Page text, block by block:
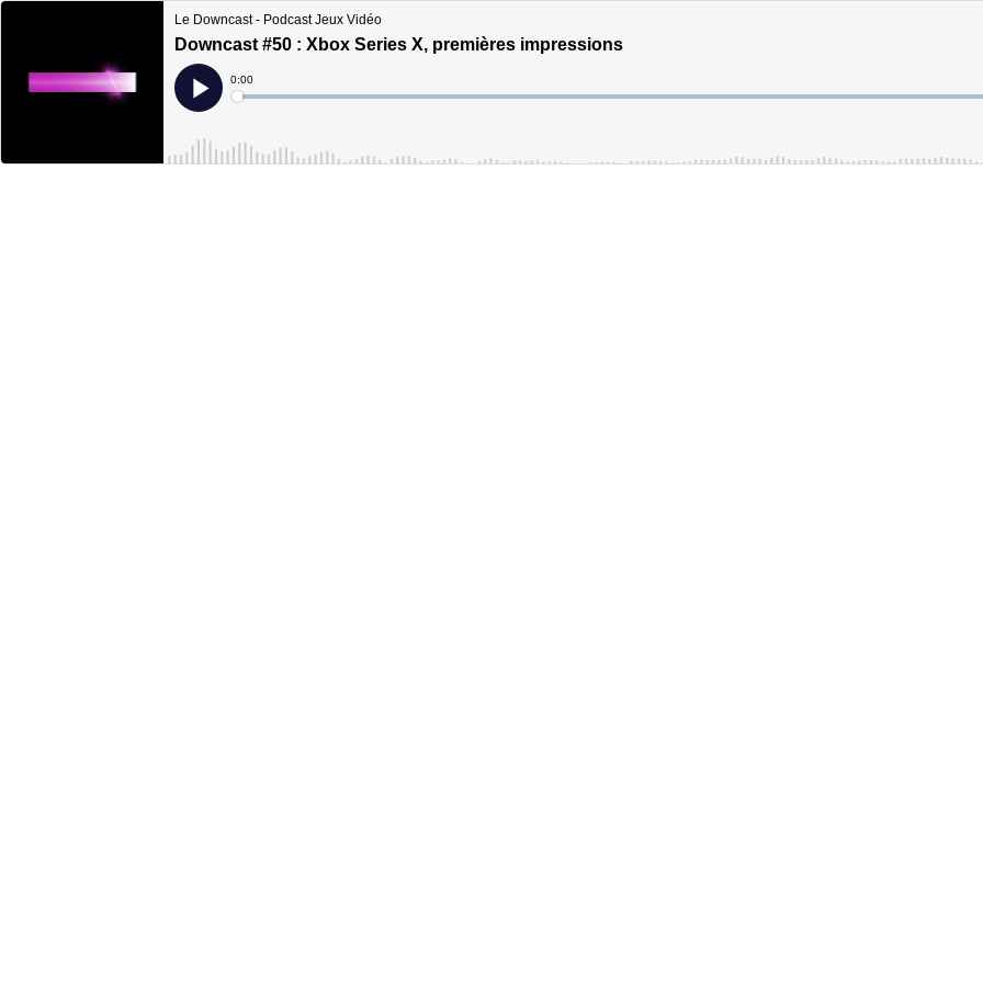
Le Downcast - Podcast Jeux Vidéo
Downcast #50 : Xbox Series X, premières impressions
Play
Current
Time
0:00
Loaded: